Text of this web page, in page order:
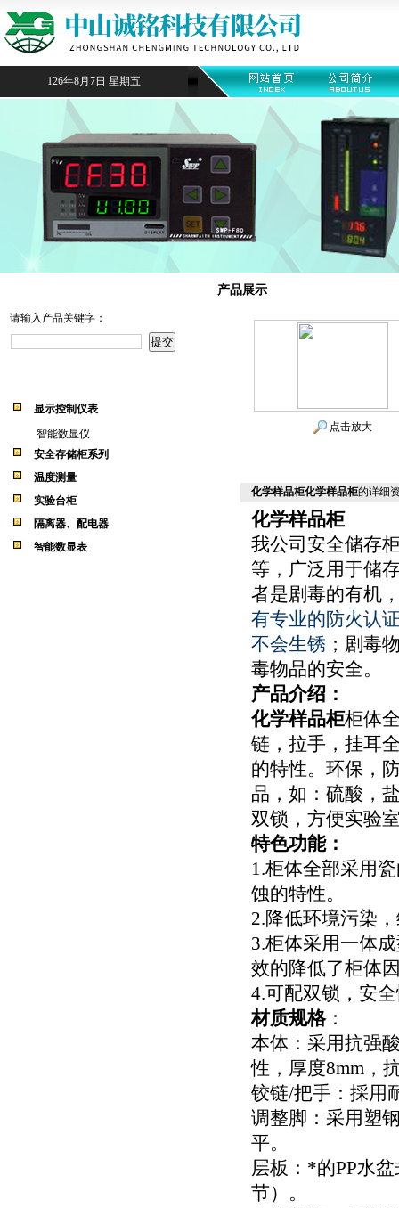
126年8月7日 星期五
请输入产品关键字：
显示控制仪表
智能数显仪
安全存储柜系列
温度测量
实验台柜
隔离器、配电器
智能数显表
产品展示
点击放大
化学样品柜化学样品柜的详细
化学样品柜
我公司安全储存
等，广泛用于储
者是剧毒的有机
有专业的防火认
不会生锈 ；剧毒
毒物品的安全。
产品介绍：
化学样品柜柜体
链，拉手，挂耳
的特性。环保，
品，如：硫酸，
双锁，方便实验
特色功能：
1.柜体全部采用
蚀的特性。
2.降低环境污染
3.柜体采用一体
效的降低了柜体
4.可配双锁，安
材质规格：
本体：采用抗强
性，厚度8mm，
铰链/把手：採用
调整脚：采用塑
平。
层板：*的PP水
节）
。